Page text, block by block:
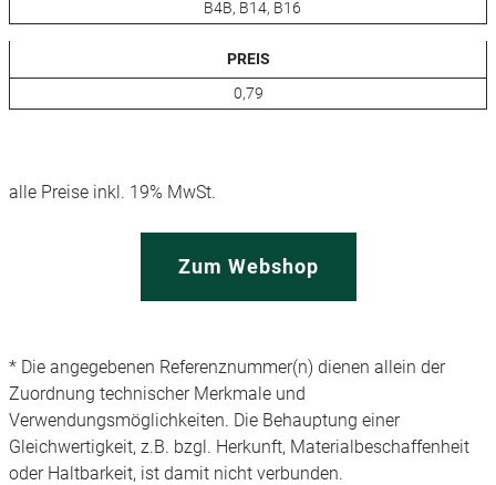
B4B, B14, B16
PREIS
0,79
alle Preise inkl. 19% MwSt.
Zum Webshop
* Die angegebenen Referenznummer(n) dienen allein der
Zuordnung technischer Merkmale und
Verwendungsmöglichkeiten. Die Behauptung einer
Gleichwertigkeit, z.B. bzgl. Herkunft, Materialbeschaffenheit
oder Haltbarkeit, ist damit nicht verbunden.